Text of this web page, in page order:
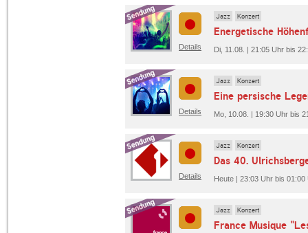
Details
Jazz Konzert
Energetische
Di, 11.08. | 21:05 Uhr bis
Details
Jazz Konzert
Eine persische
Mo, 10.08. | 19:30 Uhr bis
Details
Jazz Konzert
Das 40.
Heute | 23:03 Uhr bis 01:00
Jazz Konzert
France Musique